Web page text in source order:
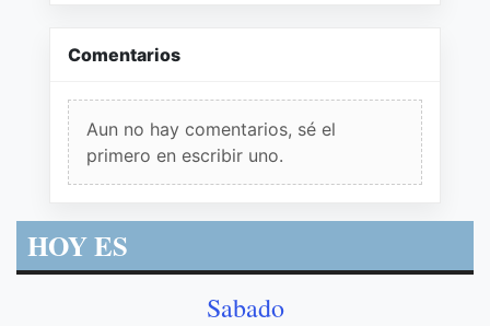
Comentarios
Aun no hay comentarios, sé el
primero en escribir uno.
HOY ES
Sabado